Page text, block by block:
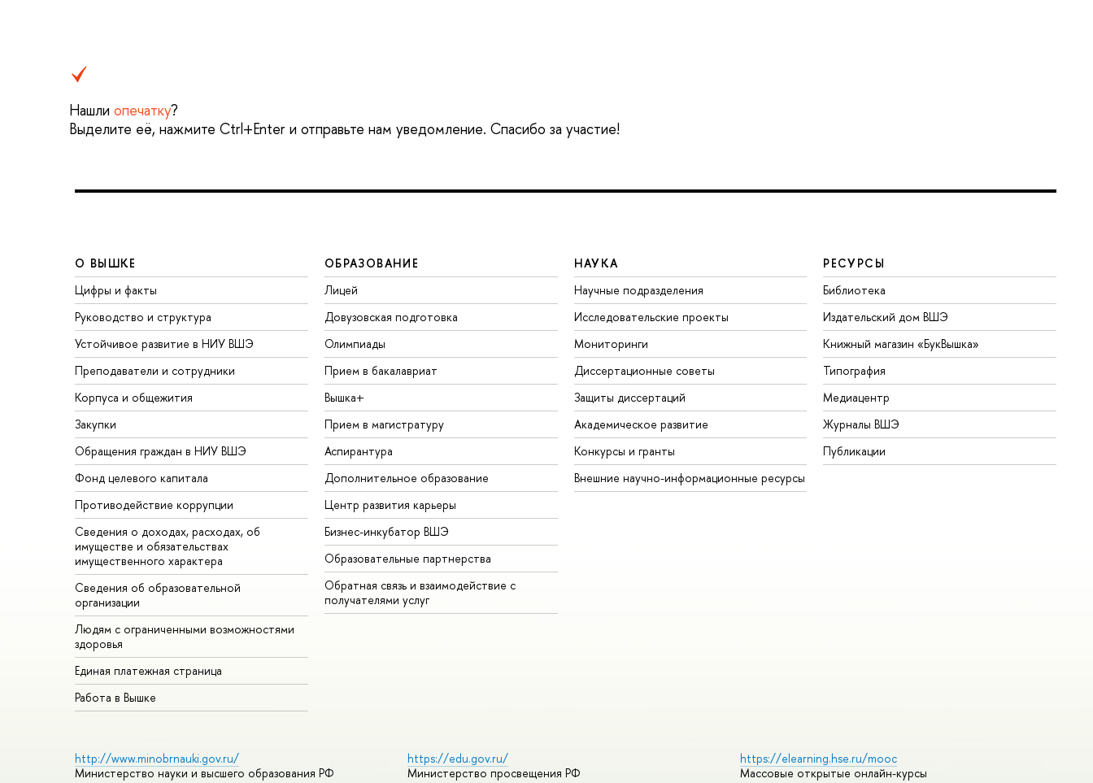
Нашли опечатку?
Выделите её, нажмите Ctrl+Enter и отправьте нам уведомление. Спасибо за участие!
О ВЫШКЕ
Цифры и факты
Руководство и структура
Устойчивое развитие в НИУ ВШЭ
Преподаватели и сотрудники
Корпуса и общежития
Закупки
Обращения граждан в НИУ ВШЭ
Фонд целевого капитала
Противодействие коррупции
Сведения о доходах, расходах, об
имуществе и обязательствах
имущественного характера
Сведения об образовательной
организации
Людям с ограниченными возможностями
здоровья
Единая платежная страница
Работа в Вышке
ОБРАЗОВАНИЕ
Лицей
Довузовская подготовка
Олимпиады
Прием в бакалавриат
Вышка+
Прием в магистратуру
Аспирантура
Дополнительное образование
Центр развития карьеры
Бизнес-инкубатор ВШЭ
Образовательные партнерства
Обратная связь и взаимодействие с
получателями услуг
НАУКА
Научные подразделения
Исследовательские проекты
Мониторинги
Диссертационные советы
Защиты диссертаций
Академическое развитие
Конкурсы и гранты
Внешние научно-информационные ресурсы
РЕСУРСЫ
Библиотека
Издательский дом ВШЭ
Книжный магазин «БукВышка»
Типография
Медиацентр
Журналы ВШЭ
Публикации
http://www.minobrnauki.gov.ru/
Министерство науки и высшего образования РФ
https://edu.gov.ru/
Министерство просвещения РФ
https://elearning.hse.ru/mooc
Массовые открытые онлайн-курсы